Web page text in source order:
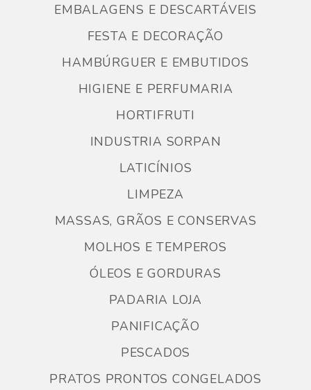
EMBALAGENS E DESCARTÁVEIS
FESTA E DECORAÇÃO
HAMBÚRGUER E EMBUTIDOS
HIGIENE E PERFUMARIA
HORTIFRUTI
INDUSTRIA SORPAN
LATICÍNIOS
LIMPEZA
MASSAS, GRÃOS E CONSERVAS
MOLHOS E TEMPEROS
ÓLEOS E GORDURAS
PADARIA LOJA
PANIFICAÇÃO
PESCADOS
PRATOS PRONTOS CONGELADOS